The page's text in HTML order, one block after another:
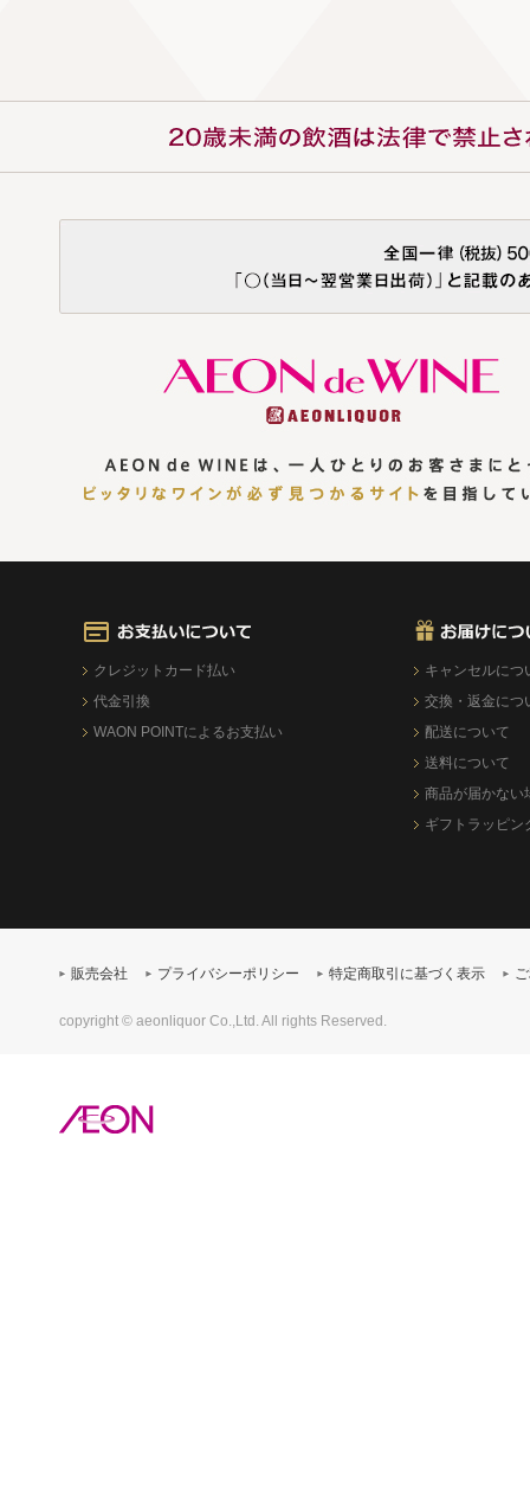
クレジットカード払い
代金引換
WAON POINTによるお支払い
キャンセルにつ
交換・返金につ
配送について
送料について
商品が届かない
ギフトラッピン
販売会社 プライバシーポリシー 特定商取引に基づく表示
copyright © aeonliquor Co.,Ltd. All rights Reserved.